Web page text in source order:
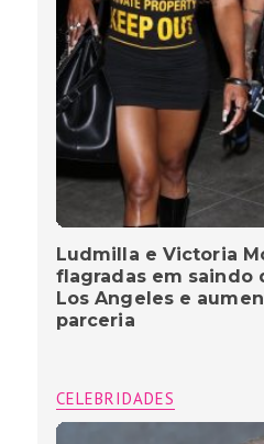
Ludmilla e Victoria
flagradas em saindo
Los Angeles e
parceria
CELEBRIDADES